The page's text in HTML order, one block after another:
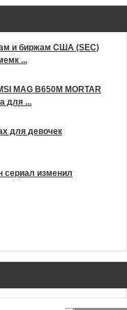
и биржам США (SEC)
...
MAG B650M MORTAR
для ...
для девочек
сериал изменил